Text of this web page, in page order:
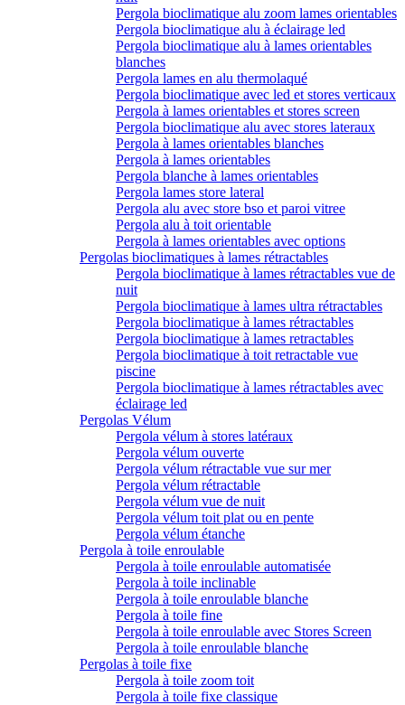
Pergola bioclimatique alu zoom lames orientables
Pergola bioclimatique alu à éclairage led
Pergola bioclimatique alu à lames orientables
blanches
Pergola lames en alu thermolaqué
Pergola bioclimatique avec led et stores verticaux
Pergola à lames orientables et stores screen
Pergola bioclimatique alu avec stores lateraux
Pergola à lames orientables blanches
Pergola à lames orientables
Pergola blanche à lames orientables
Pergola lames store lateral
Pergola alu avec store bso et paroi vitree
Pergola alu à toit orientable
Pergola à lames orientables avec options
Pergolas bioclimatiques à lames rétractables
Pergola bioclimatique à lames rétractables vue de
nuit
Pergola bioclimatique à lames ultra rétractables
Pergola bioclimatique à lames rétractables
Pergola bioclimatique à lames retractables
Pergola bioclimatique à toit retractable vue
piscine
Pergola bioclimatique à lames rétractables avec
éclairage led
Pergolas Vélum
Pergola vélum à stores latéraux
Pergola vélum ouverte
Pergola vélum rétractable vue sur mer
Pergola vélum rétractable
Pergola vélum vue de nuit
Pergola vélum toit plat ou en pente
Pergola vélum étanche
Pergola à toile enroulable
Pergola à toile enroulable automatisée
Pergola à toile inclinable
Pergola à toile enroulable blanche
Pergola à toile fine
Pergola à toile enroulable avec Stores Screen
Pergola à toile enroulable blanche
Pergolas à toile fixe
Pergola à toile zoom toit
Pergola à toile fixe classique